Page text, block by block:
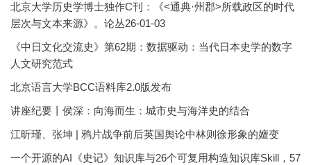
北京大学历史学博士独作C刊：《<通典·州郡>所载政区的时代
层次与文本来源》。论丛26-01-03
《中日文化交流史》第62期：数据驱动：当代日本史学的数字
人文研究范式
北京语言大学BCC语料库2.0版发布
讲座纪要丨侯深：向海而生：城市史与海洋史的结合
江昕瑾、张坤 | 鸦片战争前后英国舆论中林则徐形象的嬗变
一个开源的AI《史记》知识库与26个可复用构造知识库Skill，57